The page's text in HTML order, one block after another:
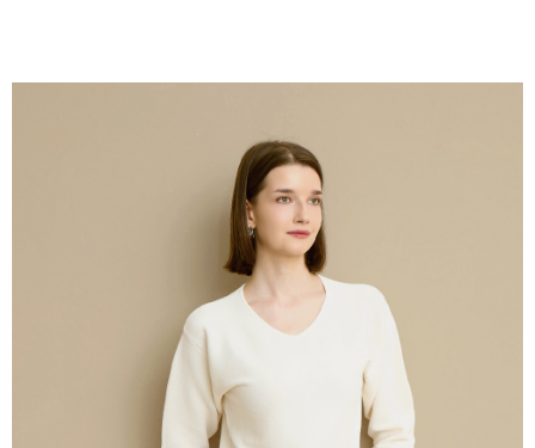
ATM／網路銀行／等多元方式進行付款，方視為交易完成。
※ 請注意：結帳手續完成當下不需立刻繳費，但若您需要取消訂單，請聯絡
購買商品的店家。未經商家同意取消之訂單仍視為有效，需透過AFTEE先享
※ 交易是否成功請以「AFTEE先享後付 」之結帳頁面顯示為準，若有關於
是否繳費成功／繳費後需取消欲退款等相關疑問，請聯繫「AFTEE先享後付
https://netprotections.freshdesk.com/support/home
１．透過由恩沛科技股份有限公司提供之「AFTEE先享後付」服務完成之交
易，需依本服務之必要範圍內提供個人資料，並將交易相關給付款項請求債
權轉讓予恩沛科技股份有限公司。
２．關於個人資料處理事宜，請瀏覽以下網址：
https://aftee.tw/terms/#terms3
３．未成年的使用者請事先徵得法定代理人或監護人之同意方可使用
每筆NT$60，滿NT$2,000(含以上)免運費
付款後7-11取貨---滿2000元免運
每筆NT$60，滿NT$2,000(含以上)免運費
每筆NT$120，滿NT$2,000(含以上)免運費